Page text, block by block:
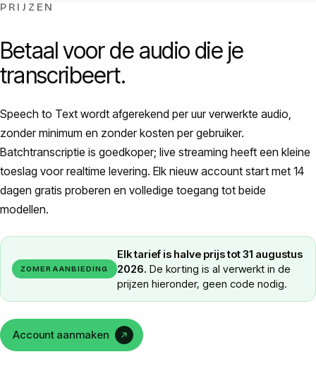
Alleen EU
PRIJZEN
Betaal voor de audio die je
transcribeert.
Speech to Text wordt afgerekend per uur verwerkte audio,
zonder minimum en zonder kosten per gebruiker.
Batchtranscriptie is goedkoper; live streaming heeft een kleine
toeslag voor realtime levering. Elk nieuw account start met 14
dagen gratis proberen en volledige toegang tot beide
modellen.
ZOMERAANBIEDING
Elk tarief is halve prijs tot 31 augustus
2026. De korting is al verwerkt in de
prijzen hieronder, geen code nodig.
Account aanmaken